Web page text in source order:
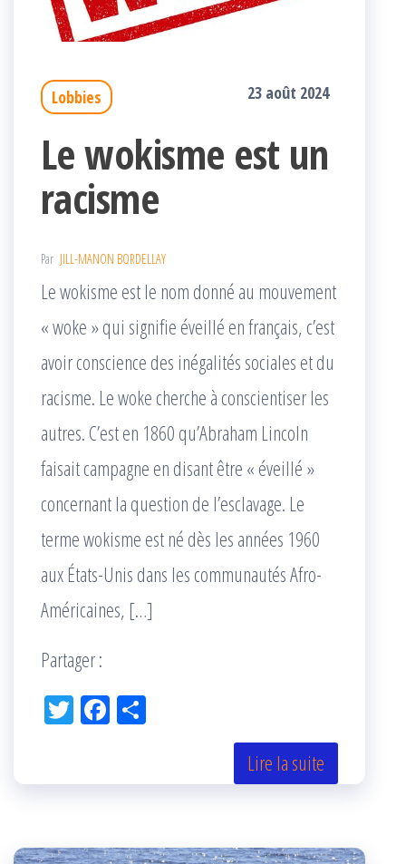
Lobbies 23 août 2024
Le wokisme est un
racisme
Par JILL-MANON BORDELLAY
Le wokisme est le nom donné au mouvement
« woke » qui signifie éveillé en français, c’est
avoir conscience des inégalités sociales et du
racisme. Le woke cherche à conscientiser les
autres. C’est en 1860 qu’Abraham Lincoln
faisait campagne en disant être « éveillé »
concernant la question de l’esclavage. Le
terme wokisme est né dès les années 1960
aux États-Unis dans les communautés Afro-
Américaines, […]
Partager :
Tw Fac
k r
Lire la suite